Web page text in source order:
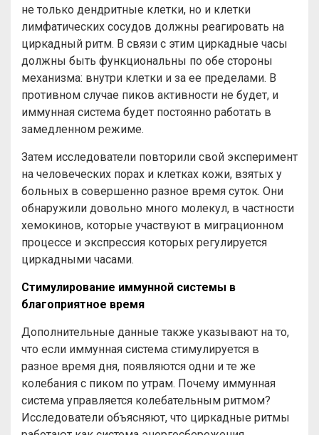
не только дендритные клетки, но и клетки
лимфатических сосудов должны реагировать на
циркадный ритм. В связи с этим циркадные часы
должны быть функциональны по обе стороны
механизма: внутри клетки и за ее пределами. В
противном случае пиков активности не будет, и
иммунная система будет постоянно работать в
замедленном режиме.
Затем исследователи повторили свой эксперимент
на человеческих порах и клетках кожи, взятых у
больных в совершенно разное время суток. Они
обнаружили довольно много молекул, в частности
хемокинов, которые участвуют в миграционном
процессе и экспрессия которых регулируется
циркадными часами.
Стимулирование иммунной системы в
благоприятное время
Дополнительные данные также указывают на то,
что если иммунная система стимулируется в
разное время дня, появляются одни и те же
колебания с пиком по утрам. Почему иммунная
система управляется колебательным ритмом?
Исследователи объясняют, что циркадные ритмы